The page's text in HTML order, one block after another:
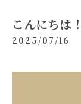
こんにちは！
2025/07/16